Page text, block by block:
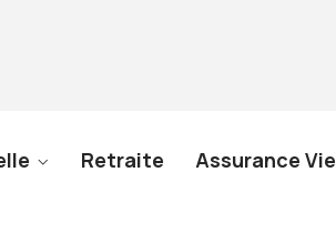
Retraite Assurance Vie